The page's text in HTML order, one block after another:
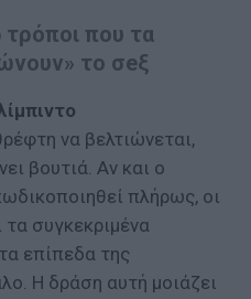
που τα
το σeξ
να βελτιώνεται,
βουτιά. Αν και ο
πλήρως, οι
τα συγκεκριμένα
επίπεδα της
Η δράση αυτή μοιάζει